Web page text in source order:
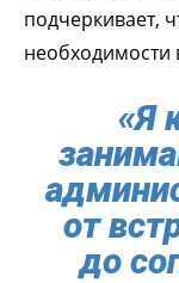
подчеркивает,
необходимости
«Я
от
до